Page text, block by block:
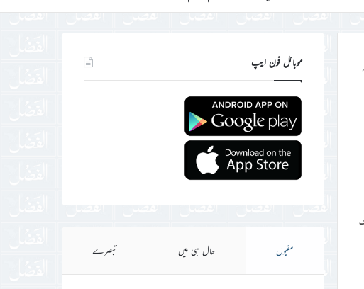
موبائل فون ایپ
مقبول حال ہی میں تبصرے